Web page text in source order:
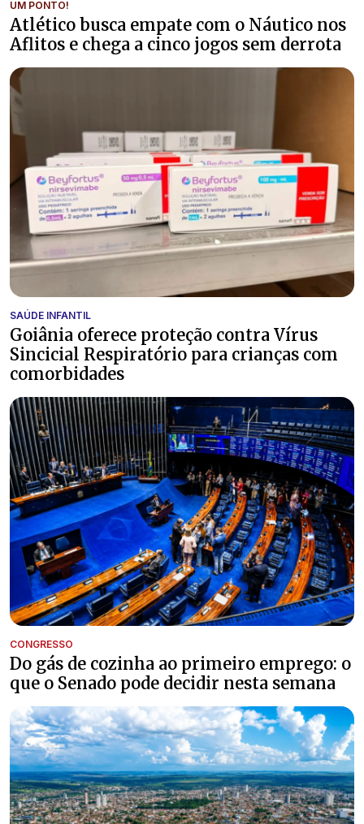
UM PONTO!
Atlético busca empate com o Náutico nos
Aflitos e chega a cinco jogos sem derrota
SAÚDE INFANTIL
Goiânia oferece proteção contra Vírus
Sincicial Respiratório para crianças com
comorbidades
CONGRESSO
Do gás de cozinha ao primeiro emprego: o
que o Senado pode decidir nesta semana